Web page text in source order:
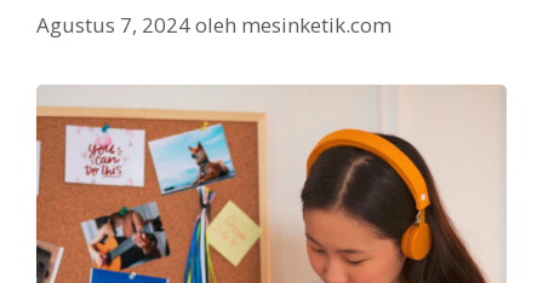
Agustus 7, 2024oleh mesinketik.com